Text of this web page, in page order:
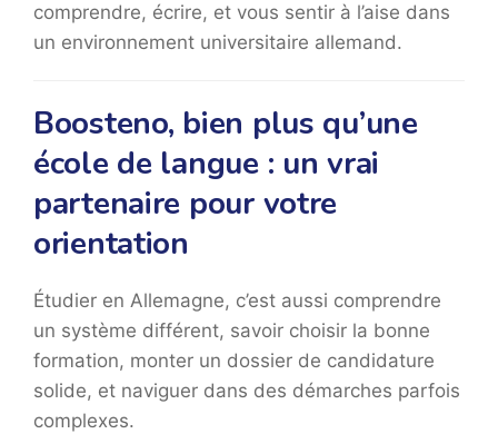
comprendre, écrire, et vous sentir à l’aise dans
un environnement universitaire allemand.
Boosteno, bien plus qu’une
école de langue : un vrai
partenaire pour votre
orientation
Étudier en Allemagne, c’est aussi comprendre
un système différent, savoir choisir la bonne
formation, monter un dossier de candidature
solide, et naviguer dans des démarches parfois
complexes.